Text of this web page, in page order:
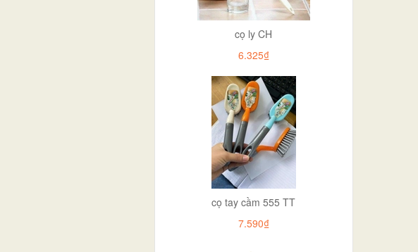
cọ ly CH
6.325₫
cọ tay cầm 555 TT
7.590₫